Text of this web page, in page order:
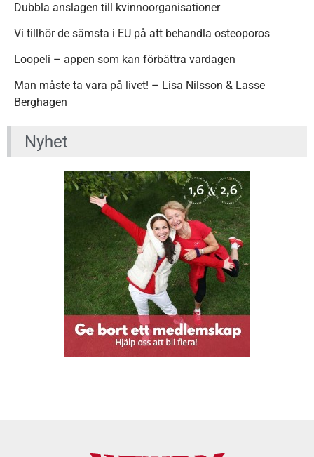
Dubbla anslagen till kvinnoorganisationer
Vi tillhör de sämsta i EU på att behandla osteoporos
Loopeli – appen som kan förbättra vardagen
Man måste ta vara på livet! – Lisa Nilsson & Lasse
Berghagen
Nyhet